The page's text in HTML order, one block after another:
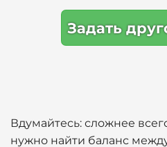
Задать
Вдумайтесь: сложнее
нужно найти баланс